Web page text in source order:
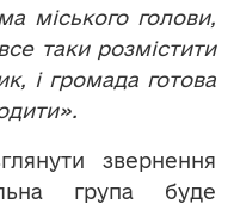
міського голови,
таки розмістити
і громада готова
звернення
група буде